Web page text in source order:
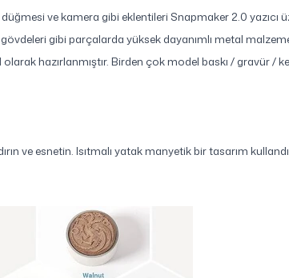
ve kamera gibi eklentileri Snapmaker 2.0 yazıcı
gibi parçalarda yüksek dayanımlı metal
hazırlanmıştır. Birden çok model baskı / gravür
ve esnetin. Isıtmalı yatak manyetik bir tasarım